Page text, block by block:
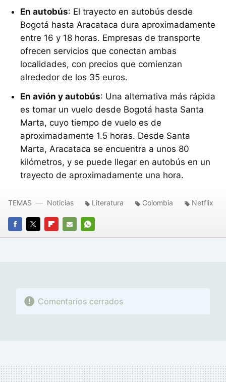
En autobús: El trayecto en autobús desde
Bogotá hasta Aracataca dura aproximadamente
entre 16 y 18 horas. Empresas de transporte
ofrecen servicios que conectan ambas
localidades, con precios que comienzan
alrededor de los 35 euros.
En avión y autobús: Una alternativa más rápida
es tomar un vuelo desde Bogotá hasta Santa
Marta, cuyo tiempo de vuelo es de
aproximadamente 1.5 horas. Desde Santa
Marta, Aracataca se encuentra a unos 80
kilómetros, y se puede llegar en autobús en un
trayecto de aproximadamente una hora.
FACEBOOK
TWITTERFLIPBOARD
E-
WHATSAPP
TEMAS Noticias Literatura Colombia Netflix
Comentarios cerrados